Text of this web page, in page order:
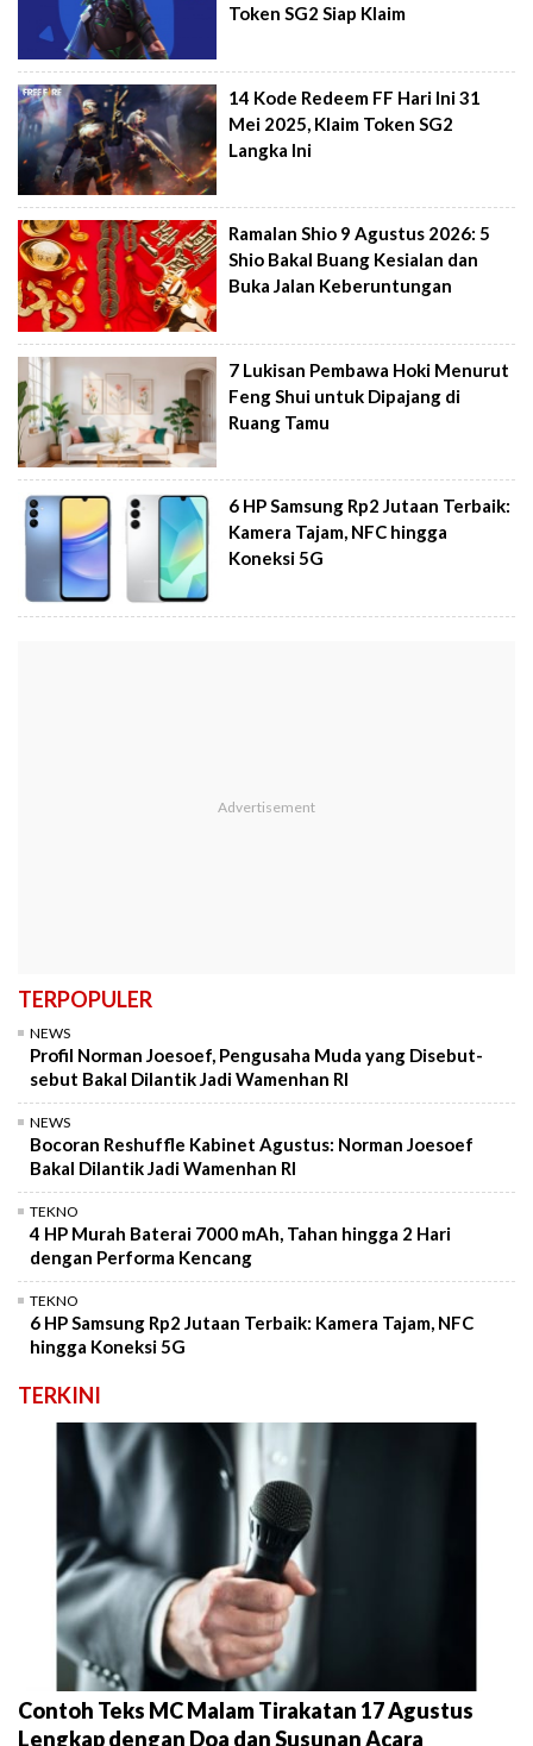
Token SG2 Siap Klaim
14 Kode Redeem FF Hari Ini 31
Mei 2025, Klaim Token SG2
Langka Ini
Ramalan Shio 9 Agustus 2026: 5
Shio Bakal Buang Kesialan dan
Buka Jalan Keberuntungan
7 Lukisan Pembawa Hoki Menurut
Feng Shui untuk Dipajang di
Ruang Tamu
6 HP Samsung Rp2 Jutaan Terbaik:
Kamera Tajam, NFC hingga
Koneksi 5G
TERPOPULER
NEWS
Profil Norman Joesoef, Pengusaha Muda yang Disebut-
sebut Bakal Dilantik Jadi Wamenhan RI
NEWS
Bocoran Reshuffle Kabinet Agustus: Norman Joesoef
Bakal Dilantik Jadi Wamenhan RI
TEKNO
4 HP Murah Baterai 7000 mAh, Tahan hingga 2 Hari
dengan Performa Kencang
TEKNO
6 HP Samsung Rp2 Jutaan Terbaik: Kamera Tajam, NFC
hingga Koneksi 5G
TERKINI
Contoh Teks MC Malam Tirakatan 17 Agustus
Lengkap dengan Doa dan Susunan Acara